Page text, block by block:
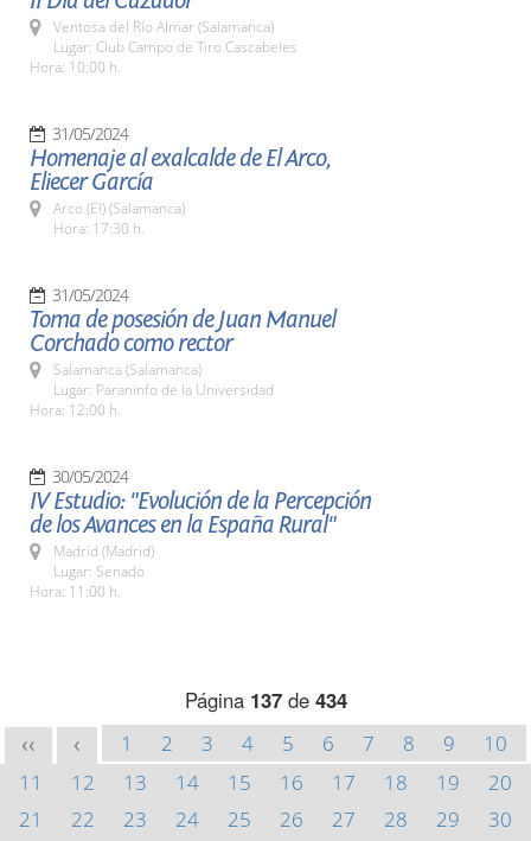
Ventosa del Río Almar (Salamanca)
Lugar: Club Campo de Tiro Cascabeles
Hora: 10:00 h.
31/05/2024
Homenaje al exalcalde de El Arco,
Eliecer García
Arco (El) (Salamanca)
Hora: 17:30 h.
31/05/2024
Toma de posesión de Juan Manuel
Corchado como rector
Salamanca (Salamanca)
Lugar: Paraninfo de la Universidad
Hora: 12:00 h.
30/05/2024
IV Estudio: "Evolución de la Percepción
de los Avances en la España Rural"
Madrid (Madrid)
Lugar: Senado
Hora: 11:00 h.
Página 137de 434
<< < 1 2 3 4 5 6 7 8 9
10
11
12 13 14 15 16 17 18 19
20
21
22 23 24 25 26 27 28 29
30